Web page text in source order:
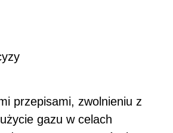
przepisami, zwolnieniu z
gazu w celach